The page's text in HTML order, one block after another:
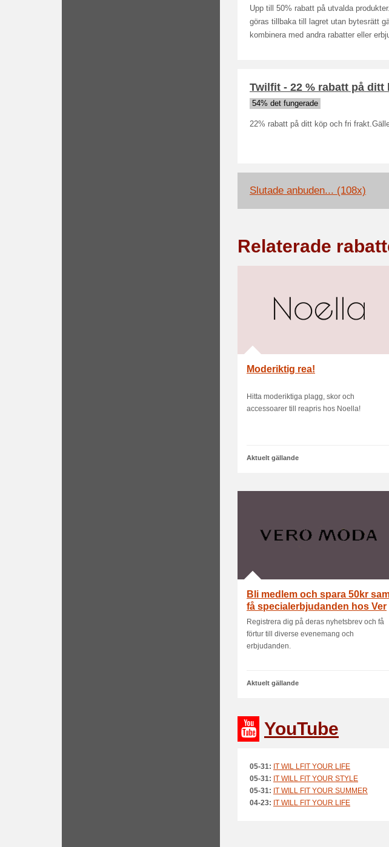
Upp till 50% rabatt på utvalda
göras tillbaka till lagret utan bytesrätt
kombinera med andra rabatter eller
Twilfit - 22 % rabatt på
54% det fungerade
22% rabatt på ditt köp och fri
Slutade anbuden... (108x)
Relaterade
Moderiktig rea!
Hitta moderiktiga plagg, skor och
accessoarer till reapris hos Noella!
Aktuelt gällande
Bli medlem och spara 50kr
få specialerbjudanden hos Ver
Registrera dig på deras nyhetsbrev och få
förtur till diverse evenemang och
erbjudanden.
Aktuelt gällande
YouTube
05-31: IT WIL LFIT YOUR LIFE
05-31: IT WILL FIT YOUR STYLE
05-31: IT WILL FIT YOUR SUMMER
04-23: IT WILL FIT YOUR LIFE